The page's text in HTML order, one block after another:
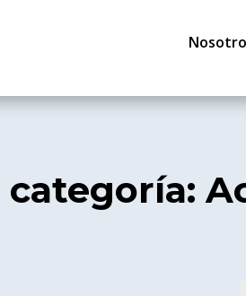
categoría: